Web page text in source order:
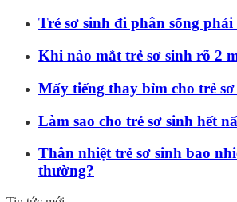
Trẻ sơ sinh đi phân sống phải
Khi nào mắt trẻ sơ sinh rõ 2
Mấy tiếng thay bỉm cho trẻ
Làm sao cho trẻ sơ sinh hết
Thân nhiệt trẻ sơ sinh bao
thường?